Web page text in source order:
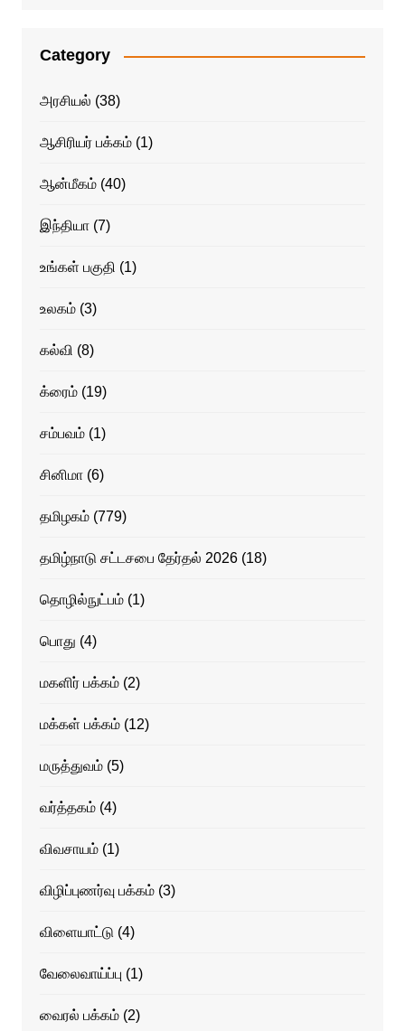
Category
அரசியல் (38)
ஆசிரியர் பக்கம்(1)
ஆன்மீகம்(40)
இந்தியா(7)
உங்கள் பகுதி (1)
உலகம்(3)
கல்வி (8)
க்ரைம்(19)
சம்பவம்(1)
சினிமா(6)
தமிழகம்(779)
தமிழ்நாடு சட்டசபை தேர்தல் 2026(18)
தொழில்நுட்பம்(1)
பொது (4)
மகளிர் பக்கம்(2)
மக்கள் பக்கம்(12)
மருத்துவம்(5)
வர்த்தகம்(4)
விவசாயம்(1)
விழிப்புணர்வு பக்கம்(3)
விளையாட்டு (4)
வேலைவாய்ப்பு (1)
வைரல் பக்கம்(2)